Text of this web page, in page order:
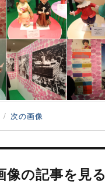
次の画像
像の記事を見る